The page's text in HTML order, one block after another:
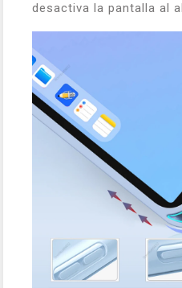
desactiva la pantalla al